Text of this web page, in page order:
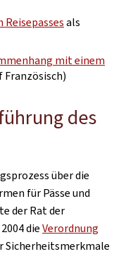
als
mit einem
Französisch)
des
über die
für Pässe und
der Rat der
dieVerordnung
Sicherheitsmerkmale